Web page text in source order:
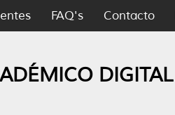
FAQ's Contacto
DIGITAL